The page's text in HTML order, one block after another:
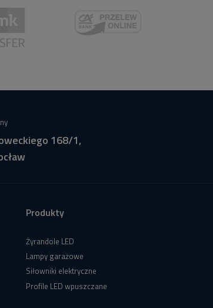
168/1,
Produkty
Żyrandole LED
Lampy garażowe
Siłowniki elektryczne
Profile LED wpuszczane